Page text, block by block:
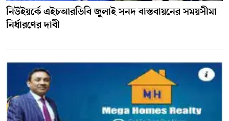
নিউইয়র্কে এইচআরডিবি জুলাই সনদ বাস্তবায়নের সময়সীমা
নির্ধারণের দাবী